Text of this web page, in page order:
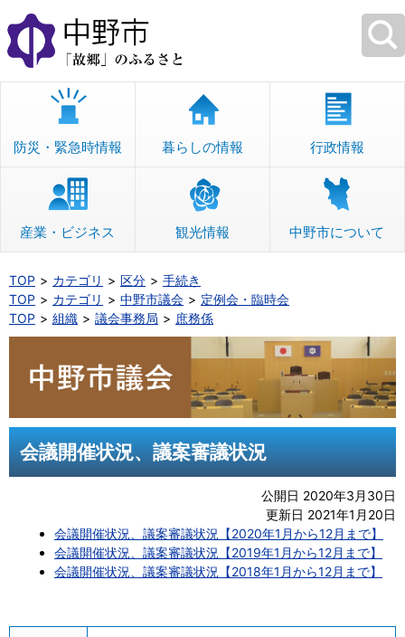
本
文
へ
移
防災・緊急時情報 暮らしの情報 行政情報
産業・ビジネス 観光情報 中野市について
TOP カテゴリ 区分
手続き
TOP
カテゴリ 中野市議会
定例会・臨時会
TOP
組織 議会事務局 庶務係
会議開催状況、議案審議状況
公開日 2020年3月30日
更新日 2021年1月20日
会議開催状況、議案審議状況【2020年1月から12月まで】
会議開催状況、議案審議状況【2019年1月から12月まで】
会議開催状況、議案審議状況【2018年1月から12月まで】